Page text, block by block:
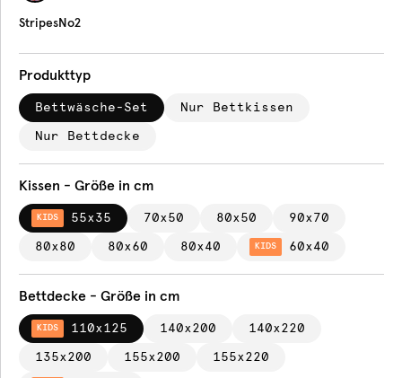
StripesNo2
Produkttyp
Bettwäsche-Set Nur Bettkissen
Nur Bettdecke
Kissen - Größe in cm
KIDS 55x35 70x50 80x50 90x70
80x80 80x60 80x40 KIDS 60x40
Bettdecke - Größe in cm
KIDS 110x125 140x200 140x220
135x200 155x200 155x220